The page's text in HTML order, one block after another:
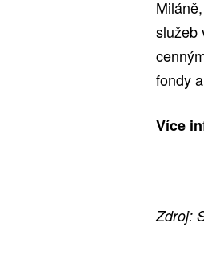
služeb
fondy
Více
Zdroj: